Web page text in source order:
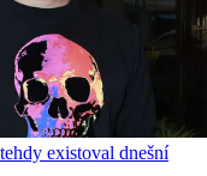
existoval dnešní